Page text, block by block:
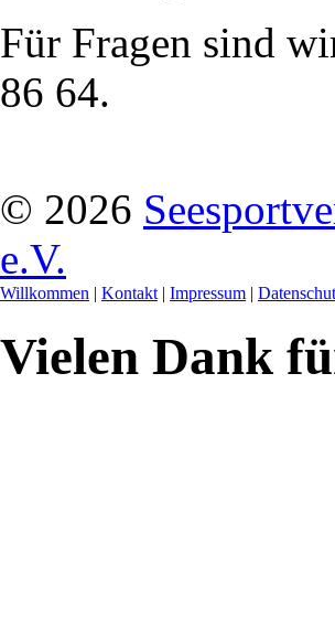
Für Fragen sind
86 64.
© 2026
e.V.
Willkommen | Kontakt | Impressum |
Vielen Dank